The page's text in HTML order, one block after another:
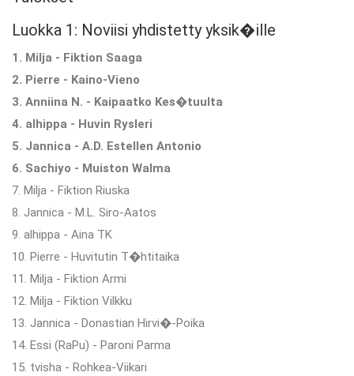
Luokka 1: Noviisi yhdistetty yksik�ille
1. Milja - Fiktion Saaga
2. Pierre - Kaino-Vieno
3. Anniina N. - Kaipaatko Kes�tuulta
4. alhippa - Huvin Rysleri
5. Jannica - A.D. Estellen Antonio
6. Sachiyo - Muiston Walma
7. Milja - Fiktion Riuska
8. Jannica - M.L. Siro-Aatos
9. alhippa - Aina TK
10. Pierre - Huvitutin T�htitaika
11. Milja - Fiktion Armi
12. Milja - Fiktion Vilkku
13. Jannica - Donastian Hirvi�-Poika
14. Essi (RaPu) - Paroni Parma
15. tvisha - Rohkea-Viikari